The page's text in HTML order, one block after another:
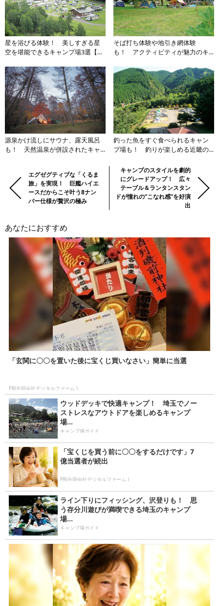
星を浴びる体験！ 美しすぎる星
空を堪能できるキャンプ場3選【北
そば打ち体験や地引き網体験
も！ アクティビティが魅力のキ
源泉かけ流しにサウナ、露天風呂
も！ 天然温泉が併設されたキャ
釣った魚をすぐ食べられるキャン
プ場も！ 釣りが楽しめる近畿の
の
の
Previous:エグゼグティブな「くるま
旅」を実現！ 巨艦ハイエ
ースだからこそ叶う8ナン
バー仕様が贅沢の極み
Next:キャンプのスタイルを劇的
にグレードアップ！ 広々
テーブル＆ランタンスタン
ドが憧れの“こなれ感”を好演
出
あなたにおすすめ
「玄関に〇〇を置いた後に宝くじ買いなさい」簡単に当選
PR(合同会社デジタルファーム )
ウッドデッキで快適キャンプ！ 埼玉でノー
ストレスなアウトドアを楽しめるキャンプ
場...
キャンプ場ガイド
「宝くじを買う前に〇〇をするだけです」7
億当選者が続出
PR(合同会社デジタルファーム )
ライン下りにフィッシング、沢登りも！ 思
う存分川遊びが満喫できる埼玉のキャンプ
場...
キャンプ場ガイド